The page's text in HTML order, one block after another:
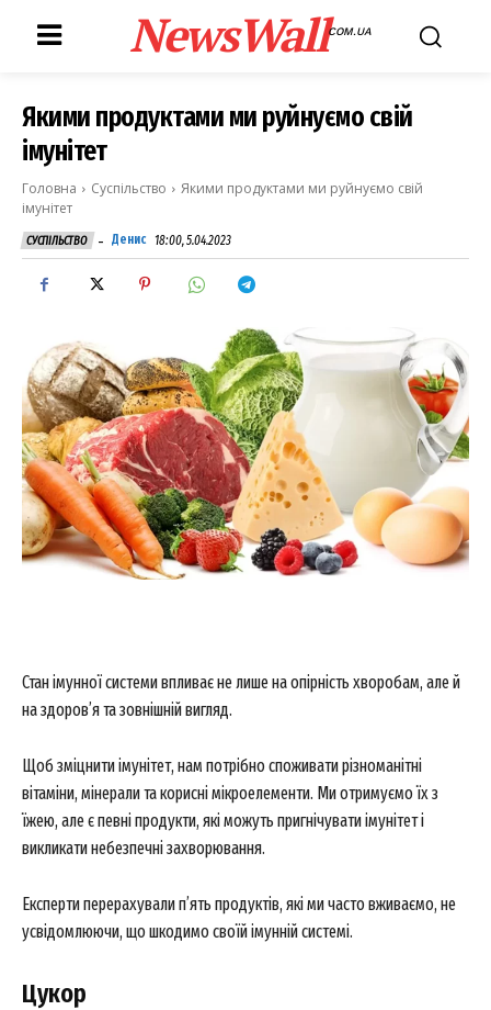
NewsWallCOM.UA
Якими продуктами ми руйнуємо свій
імунітет
Головна Суспільство
Якими продуктами ми руйнуємо свій
імунітет
СУСПІЛЬСТВО - Денис 18:00, 5.04.2023
Стан імунної системи впливає не лише на опірність хворобам, але й
на здоров’я та зовнішній вигляд.
Щоб зміцнити імунітет, нам потрібно споживати різноманітні
вітаміни, мінерали та корисні мікроелементи. Ми отримуємо їх з
їжею, але є певні продукти, які можуть пригнічувати імунітет і
викликати небезпечні захворювання.
Експерти перерахували п’ять продуктів, які ми часто вживаємо, не
усвідомлюючи, що шкодимо своїй імунній системі.
Цукор